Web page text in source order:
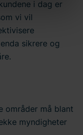
på "Cookie-
Bravida
bruken av
inn din
i dag er
vi vil
sikrere og
områder må blant
myndigheter